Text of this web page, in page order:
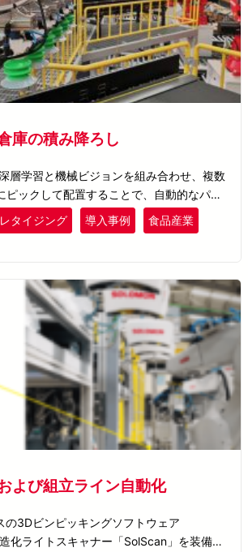
庫の積み降ろし
層学習と機械ビジョンを組み合わせ、複数
ピックして配置することで、自動的なパレ
出しを実現します。
タイジング 導入事例 食品産業
よび組立ライン自動化
の3Dビンピッキングソフトウェア
化ライトスキャナー「SolScan」を装備し